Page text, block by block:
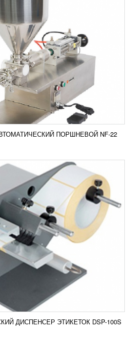
ПОРШНЕВОЙ NF-22
ДИСПЕНСЕР
100S
диспенсер этикеток DSP-
100 применяется для нанесения
Оборудование,
Добавить в сравнение
ДИСПЕНСЕР ЭТИКЕТОК DSP-100S
ДИСПЕНСЕР
100 M/F
диспенсер этикеток DSP-100
станок DSP-100
нанесения этикеток в рулонах....
Добавить в сравнение